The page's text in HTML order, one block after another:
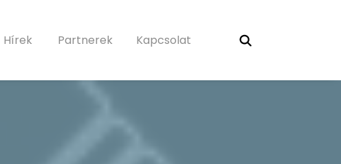
Hírek Partnerek Kapcsolat